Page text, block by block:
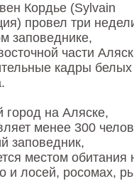
Кордье (Sylvain
провел три
заповеднике,
части
кадры белых
город на Аляске,
менее 300
заповедник,
местом обитания
и лосей, росомах,